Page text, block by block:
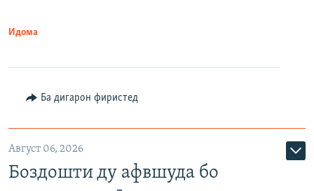
Идома
Ба дигарон фиристед
Август 06, 2026
Боздошти ду афвшуда бо